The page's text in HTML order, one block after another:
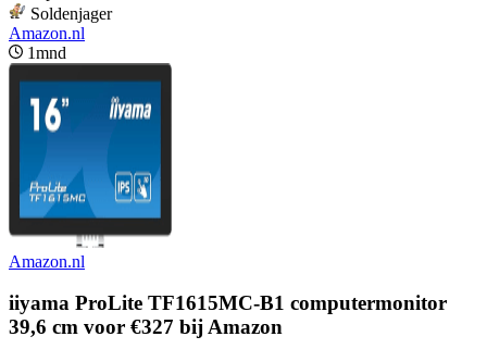
Soldenjager
Amazon.nl
1mnd
Amazon.nl
iiyama ProLite TF1615MC-B1 computermonitor
39,6 cm voor €327 bij Amazon